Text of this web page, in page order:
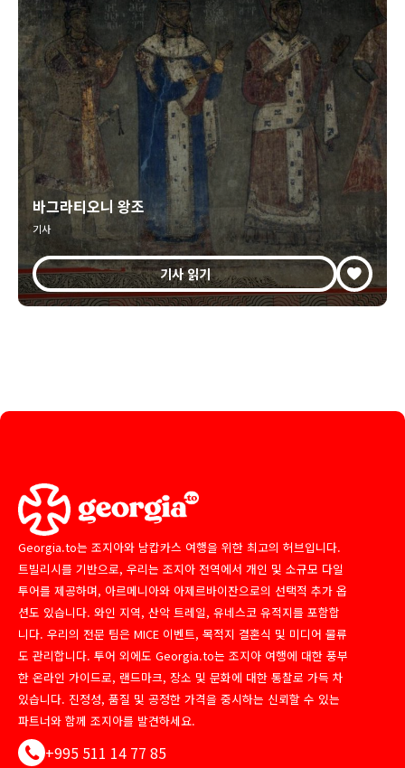
바그라티오니 왕조
기사
기사 읽기
Georgia.to는 조지아와 남캅카스 여행을 위한 최고의 허브입니다.
트빌리시를 기반으로, 우리는 조지아 전역에서 개인 및 소규모 다일
투어를 제공하며, 아르메니아와 아제르바이잔으로의 선택적 추가 옵
션도 있습니다. 와인 지역, 산악 트레일, 유네스코 유적지를 포함합
니다. 우리의 전문 팀은 MICE 이벤트, 목적지 결혼식 및 미디어 물류
도 관리합니다. 투어 외에도 Georgia.to는 조지아 여행에 대한 풍부
한 온라인 가이드로, 랜드마크, 장소 및 문화에 대한 통찰로 가득 차
있습니다. 진정성, 품질 및 공정한 가격을 중시하는 신뢰할 수 있는
파트너와 함께 조지아를 발견하세요.
+995 511 14 77 85